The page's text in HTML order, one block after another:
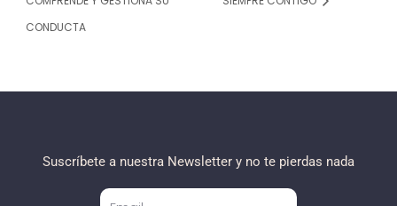
CONDUCTA
Suscríbete a nuestra Newsletter y no te pierdas nada